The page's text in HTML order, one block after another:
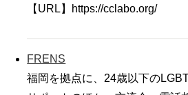
【URL】https://cclabo.org/
FRENS
福岡を拠点に、24歳以下の